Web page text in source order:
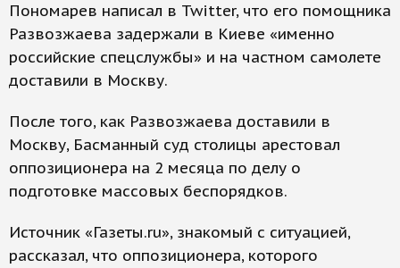
Пономарев написал в Twitter, что его помощника
Развозжаева задержали в Киеве «именно
российские спецслужбы» и на частном самолете
доставили в Москву.
После того, как Развозжаева доставили в
Москву, Басманный суд столицы арестовал
оппозиционера на 2 месяца по делу о
подготовке массовых беспорядков.
Источник «Газеты.ru», знакомый с ситуацией,
рассказал, что оппозиционера, которого